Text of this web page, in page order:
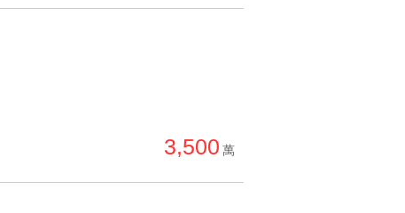
3,500 萬